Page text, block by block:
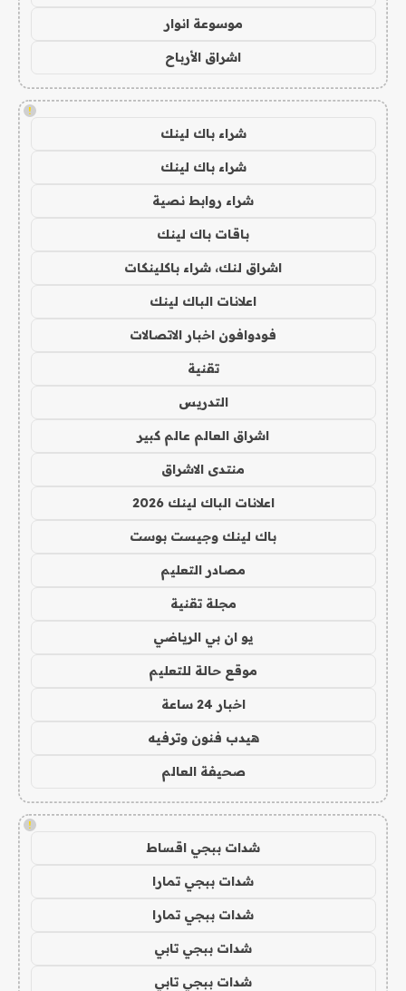
موسوعة انوار
اشراق الأرباح
!
شراء باك لينك
شراء باك لينك
شراء روابط نصية
باقات باك لينك
اشراق لنك، شراء باكلينكات
اعلانات الباك لينك
فودوافون اخبار الاتصالات
تقنية
التدريس
اشراق العالم عالم كبير
منتدى الاشراق
اعلانات الباك لينك 2026
باك لينك وجيست بوست
مصادر التعليم
مجلة تقنية
يو ان بي الرياضي
موقع حالة للتعليم
اخبار 24 ساعة
هيدب فنون وترفيه
صحيفة العالم
!
شدات ببجي اقساط
شدات ببجي تمارا
شدات ببجي تمارا
شدات ببجي تابي
شدات ببجي تابي